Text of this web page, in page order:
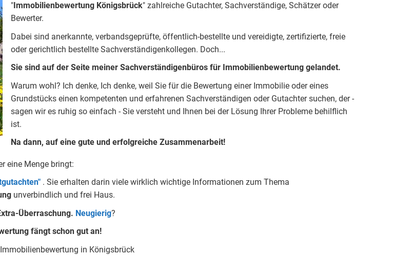
"Immobilienbewertung Königsbrück" zahlreiche Gutachter, Sachverständige, Schätzer oder
Bewerter.
Dabei sind anerkannte, verbandsgeprüfte, öffentlich-bestellte und vereidigte, zertifizierte, freie
oder gerichtlich bestellte Sachverständigenkollegen. Doch...
Sie sind auf der Seite meiner Sachverständigenbüros für Immobilienbewertung gelandet.
Warum wohl? Ich denke, Ich denke, weil Sie für die Bewertung einer Immobilie oder eines
Grundstücks einen kompetenten und erfahrenen Sachverständigen oder Gutachter suchen, der -
sagen wir es ruhig so einfach - Sie versteht und Ihnen bei der Lösung Ihrer Probleme behilflich
ist.
Na dann, auf eine gute und erfolgreiche Zusammenarbeit!
eine Menge bringt:
. Sie erhalten darin viele wirklich wichtige Informationen zum Thema
unverbindlich und frei Haus.
Überraschung. Neugierig?
fängt schon gut an!
in Königsbrück